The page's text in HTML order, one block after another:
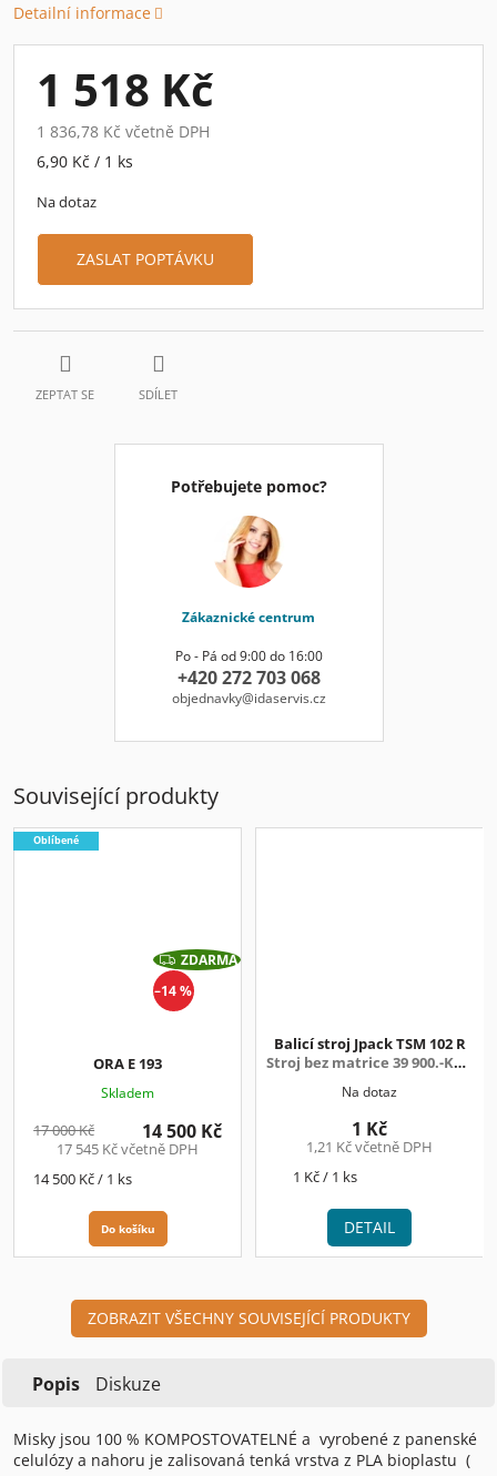
Detailní informace
1 518 Kč
1 836,78 Kč včetně DPH
Měrná
6,90 Kč / 1 ks
Na dotaz
ZASLAT POPTÁVKU
ZEPTAT SE SDÍLET
Potřebujete pomoc?
Zákaznické centrum
Po - Pá od 9:00 do 16:00
+420 272 703 068
objednavky@idaservis.cz
Související produkty
Oblíbené
Z
D
A
R
ZDARMA
–14 %
ORA E 193
Skladem
17 000 Kč
17 545 Kč včetně DPH
14 500 Kč
Měrná
14 500 Kč / 1 ks
Do košíku
Balicí stroj Jpack TSM 102 R
Stroj bez matrice 39 900.-Kč +
Na dotaz
1,21 Kč včetně DPH
1 Kč
Měrná
1 Kč / 1 ks
DETAIL
ZOBRAZIT VŠECHNY SOUVISEJÍCÍ PRODUKTY
Popis Diskuze
Misky jsou 100 % KOMPOSTOVATELNÉ a vyrobené z panenské
celulózy a nahoru je zalisovaná tenká vrstva z PLA bioplastu (